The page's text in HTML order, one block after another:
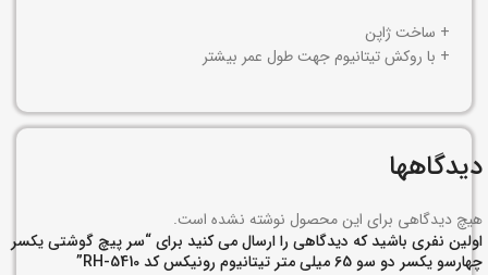
+ ساخت ژاپن
+ با روکش تیتانیوم جهت طول عمر بیشتر
دیدگاهها
هیچ دیدگاهی برای این محصول نوشته نشده است.
اولین نفری باشید که دیدگاهی را ارسال می کنید برای “سر پیچ گوشتی یکسر
چهارسو یکسر دو سو 65 میلی متر تیتانیوم رونیکس کد RH-5410”